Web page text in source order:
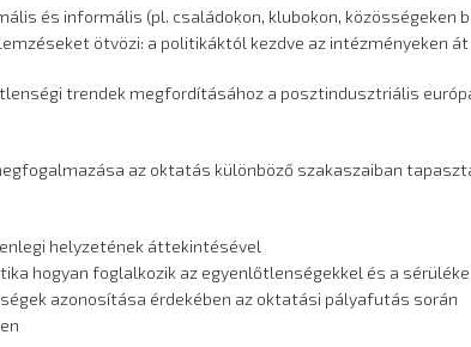
és informális (pl. családokon, klubokon,
ötvözi: a politikáktól kezdve az intézményeken
trendek megfordításához a posztindusztriális
az oktatás különböző szakaszaiban
helyzetének áttekintésével
hogyan foglalkozik az egyenlőtlenségekkel és a
azonosítása érdekében az oktatási pályafutás során